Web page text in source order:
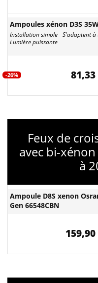
Ampoules xénon D3S
Installation simple - S'adaptent à
Lumière puissante
-26% 81,33
Feux de
avec bi-
à
Ampoule D8S xenon
Gen 66548CBN
159,90